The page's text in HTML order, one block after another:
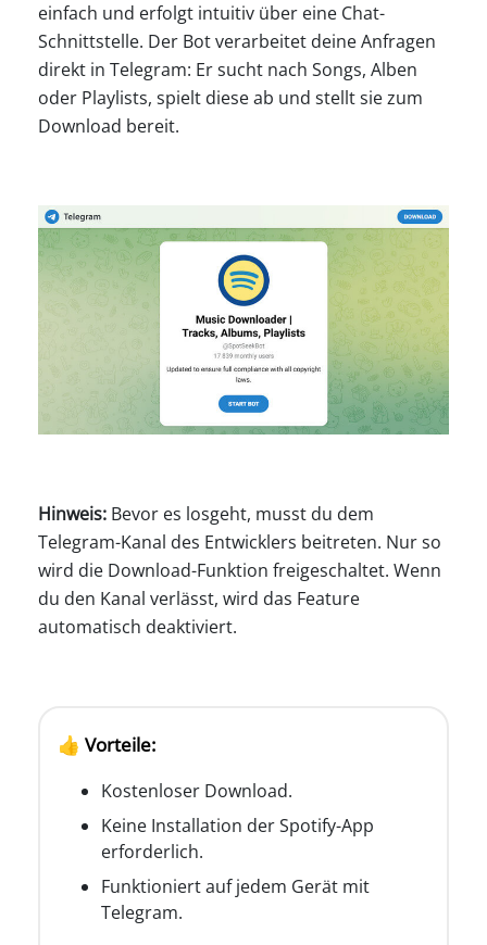
einfach und erfolgt intuitiv über eine Chat-
Schnittstelle. Der Bot verarbeitet deine Anfragen
direkt in Telegram: Er sucht nach Songs, Alben
oder Playlists, spielt diese ab und stellt sie zum
Download bereit.
Hinweis: Bevor es losgeht, musst du dem
Telegram-Kanal des Entwicklers beitreten. Nur so
wird die Download-Funktion freigeschaltet. Wenn
du den Kanal verlässt, wird das Feature
automatisch deaktiviert.
👍 Vorteile:
Kostenloser Download.
Keine Installation der Spotify-App
erforderlich.
Funktioniert auf jedem Gerät mit
Telegram.